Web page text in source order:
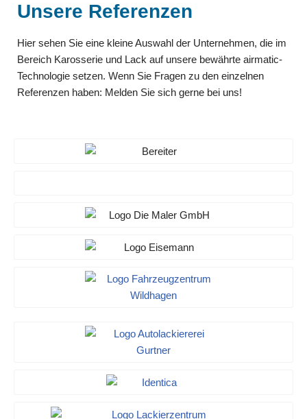
Unsere Referenzen
Hier sehen Sie eine kleine Auswahl der Unternehmen, die im
Bereich Karosserie und Lack auf unsere bewährte airmatic-
Technologie setzen. Wenn Sie Fragen zu den einzelnen
Referenzen haben: Melden Sie sich gerne bei uns!